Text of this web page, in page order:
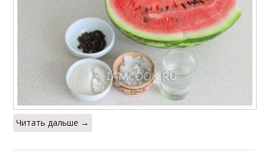
Читать дальше →